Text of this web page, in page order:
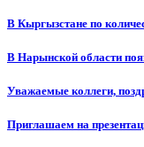
В Кыргызстане по
В Нарынской области
Уважаемые коллеги,
Приглашаем на